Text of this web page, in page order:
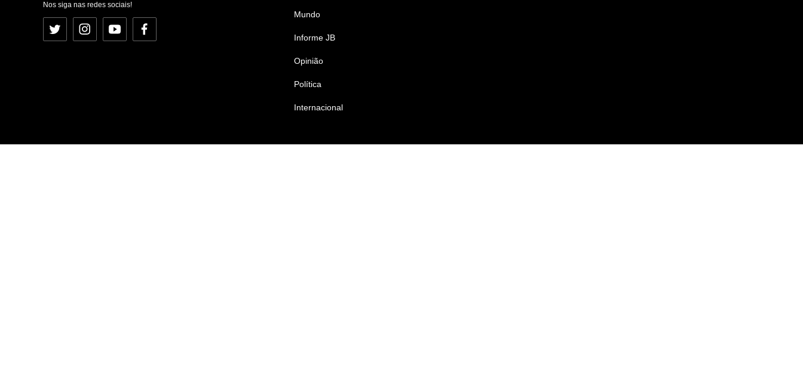
Nos siga nas redes sociais!
Twitter InstagramYouTubeFacebook
Mundo
Informe JB
Opinião
Política
Internacional